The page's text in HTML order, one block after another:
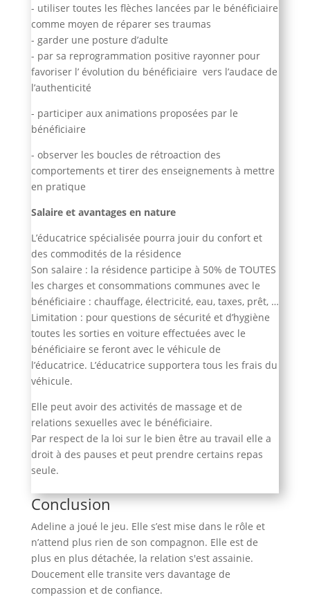
- utiliser toutes les flèches lancées par le bénéficiaire
comme moyen de réparer ses traumas
- garder une posture d’adulte
- par sa reprogrammation positive rayonner pour
favoriser l’ évolution du bénéficiaire vers l’audace de
l’authenticité
- participer aux animations proposées par le
bénéficiaire
- observer les boucles de rétroaction des
comportements et tirer des enseignements à mettre
en pratique
Salaire et avantages en nature
L’éducatrice spécialisée pourra jouir du confort et
des commodités de la résidence
Son salaire : la résidence participe à 50% de TOUTES
les charges et consommations communes avec le
bénéficiaire : chauffage, électricité, eau, taxes, prêt, …
Limitation : pour questions de sécurité et d’hygiène
toutes les sorties en voiture effectuées avec le
bénéficiaire se feront avec le véhicule de
l’éducatrice. L’éducatrice supportera tous les frais du
véhicule.
Elle peut avoir des activités de massage et de
relations sexuelles avec le bénéficiaire.
Par respect de la loi sur le bien être au travail elle a
droit à des pauses et peut prendre certains repas
seule.
Conclusion
Adeline a joué le jeu. Elle s’est mise dans le rôle et
n’attend plus rien de son compagnon. Elle est de
plus en plus détachée, la relation s'est assainie.
Doucement elle transite vers davantage de
compassion et de confiance.